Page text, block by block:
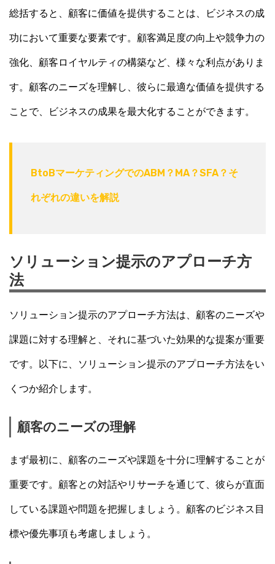
総括すると、顧客に価値を提供することは、ビジネスの成
功において重要な要素です。顧客満足度の向上や競争力の
強化、顧客ロイヤルティの構築など、様々な利点がありま
す。顧客のニーズを理解し、彼らに最適な価値を提供する
ことで、ビジネスの成果を最大化することができます。
BtoBマーケティングでのABM？MA？SFA？そ
れぞれの違いを解説
ソリューション提示のアプローチ方
法
ソリューション提示のアプローチ方法は、顧客のニーズや
課題に対する理解と、それに基づいた効果的な提案が重要
です。以下に、ソリューション提示のアプローチ方法をい
くつか紹介します。
顧客のニーズの理解
まず最初に、顧客のニーズや課題を十分に理解することが
重要です。顧客との対話やリサーチを通じて、彼らが直面
している課題や問題を把握しましょう。顧客のビジネス目
標や優先事項も考慮しましょう。